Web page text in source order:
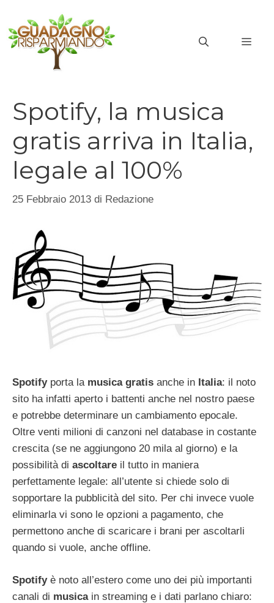
contenuto
Spotify, la musica
gratis arriva in Italia,
legale al 100%
25 Febbraio 2013 di Redazione
Spotifyporta la musica gratis anche in Italia: il noto
sito ha infatti aperto i battenti anche nel nostro paese
e potrebbe determinare un cambiamento epocale.
Oltre venti milioni di canzoni nel database in costante
crescita (se ne aggiungono 20 mila al giorno) e la
possibilità di ascoltare il tutto in maniera
perfettamente legale: all’utente si chiede solo di
sopportare la pubblicità del sito. Per chi invece vuole
eliminarla vi sono le opzioni a pagamento, che
permettono anche di scaricare i brani per ascoltarli
quando si vuole, anche offline.
Spotifyè noto all’estero come uno dei più importanti
canali di musicain streaming e i dati parlano chiaro: